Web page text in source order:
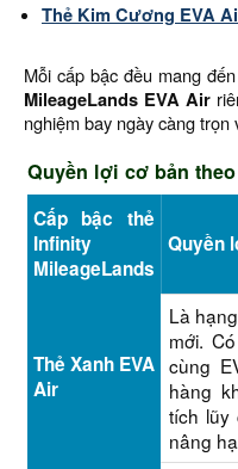
Thẻ Kim Cương EVA
Mỗi cấp bậc đều mang
MileageLands EVA Air
nghiệm bay ngày càng trọn
Quyền lợi cơ bản
Cấp bậc thẻ
Infinity
MileageLands
Quyền
Thẻ Xanh EVA
Air
Là
mới.
cùng
hàng
tích lũy
nâng